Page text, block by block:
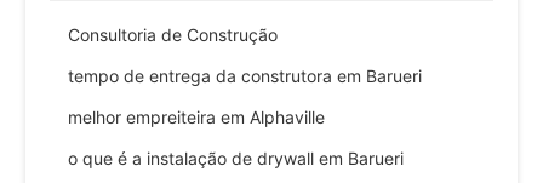
Consultoria de Construção
tempo de entrega da construtora em Barueri
melhor empreiteira em Alphaville
o que é a instalação de drywall em Barueri